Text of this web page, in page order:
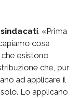
sindacati. «Prima
cosa
che esistono
che, pur
ad applicare il
Lo applicano